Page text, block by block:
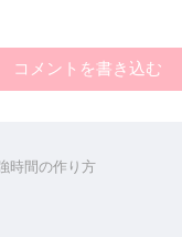
コメントを書き込む
時間の作り方